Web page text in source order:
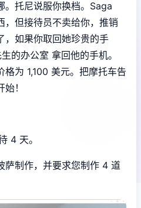
。托尼说服你换档。Saga
但接待员不卖给你，推销
，如果你取回她珍贵的手
的办公室 拿回他的手机。
为 1,100 美元。把摩托车告
！
4 天。
萨制作，并要求您制作 4 道